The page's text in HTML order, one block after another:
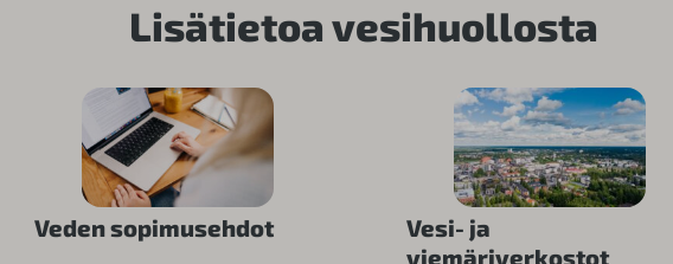
Lisätietoa vesihuollosta
Veden sopimusehdot
Vesi- ja
viemäriverkostot